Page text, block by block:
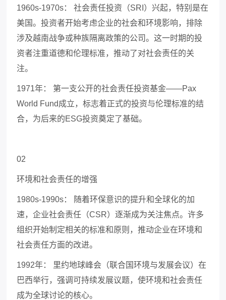
1960s-1970s： 社会责任投资（SRI ）兴起，特别是在
美国。投资者开始考虑企业的社会和环境影响，排除
涉及越南战争或种族隔离政策的公司。这一时期的投
资者注重道德和伦理标准，推动了对社会责任的关
注。
1971年： 第一支公开的社会责任投资基金——Pax
World Fund成立，标志着正式的投资与伦理标准的结
合，为后来的ESG投资奠定了基础。
02
环境和社会责任的增强
1980s-1990s： 随着环保意识的提升和全球化的加
速，企业社会责任（CSR）逐渐成为关注焦点。许多
组织开始制定相关的标准和原则，推动企业在环境和
社会责任方面的改进。
1992年： 里约地球峰会（联合国环境与发展会议）在
巴西举行，强调可持续发展议题，使环境和社会责任
成为全球讨论的核心。